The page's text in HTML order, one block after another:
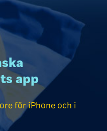
app
för iPhone och i